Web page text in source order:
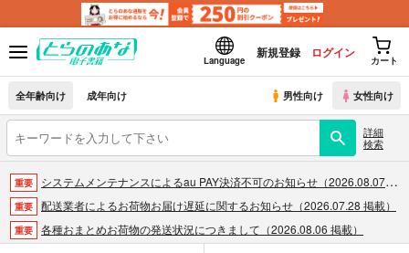
Language
新規登録 ログイン
カート
全年齢向け 成年向け 男性向け 女性向け
詳細
検索
重要 システムメンテナンスによるau PAY決済不可のお知らせ（2026.08.07 掲載）
重要 配送業者によるお荷物お届け遅延に関するお知らせ（2026.07.28 掲載）
重要 各種おまとめお荷物の発送状況につきまして（2026.08.06 掲載）